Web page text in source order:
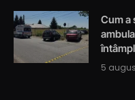
Cum a
5